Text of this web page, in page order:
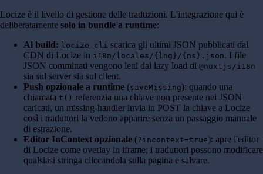
Locize è il livello di gestione delle traduzioni. L'integrazione qui è
deliberatamente solo in bundle a runtime:
Al build: locize-cli scarica gli ultimi JSON pubblicati dal
CDN di Locize in i18n/locales/{lng}/{ns}.json. I file
JSON committati vengono letti dal lazy load di @nuxtjs/i18n
sia sul server sia sul client.
Push opzionale a runtime (saveMissing): quando una
chiamata t() referenzia una chiave non presente nei JSON
caricati, un missing-handler invia in POST la chiave a Locize
così i traduttori la vedono apparire senza un passaggio manuale
di estrazione.
Editor InContext opzionale (?incontext=true): apre l'editor
di Locize come overlay in iframe; i traduttori possono modificare
qualsiasi stringa cliccandola sulla pagina e salvare.